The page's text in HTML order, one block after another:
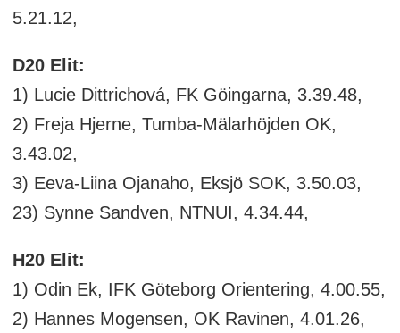
5.21.12,
D20 Elit:
1) Lucie Dittrichová, FK Göingarna, 3.39.48,
2) Freja Hjerne, Tumba-Mälarhöjden OK,
3.43.02,
3) Eeva-Liina Ojanaho, Eksjö SOK, 3.50.03,
23) Synne Sandven, NTNUI, 4.34.44,
H20 Elit:
1) Odin Ek, IFK Göteborg Orientering, 4.00.55,
2) Hannes Mogensen, OK Ravinen, 4.01.26,